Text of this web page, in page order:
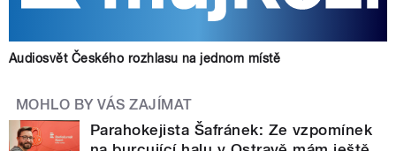
Audiosvět Českého rozhlasu na jednom místě
MOHLO BY VÁS ZAJÍMAT
Parahokejista Šafránek: Ze vzpomínek